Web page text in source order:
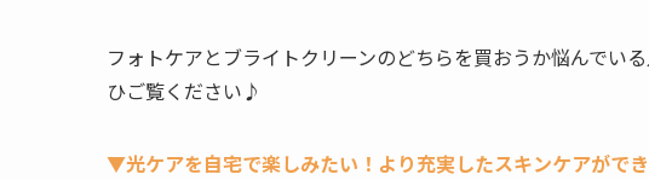
フォトケアとブライトクリーンのどちらを買おうか悩んでい
ひご覧ください♪
▼光ケアを自宅で楽しみたい！より充実したスキンケアができ